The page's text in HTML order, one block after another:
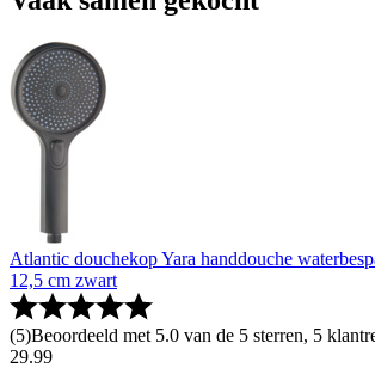
Atlantic douchekop Yara handdouche
12,5 cm zwart
(5)Beoordeeld met 5.0 van de 5 sterren, 5
29.99